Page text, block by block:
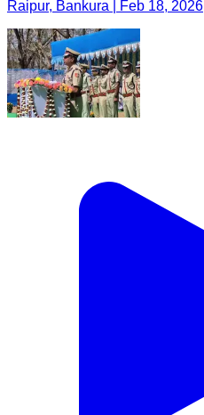
Raipur, Bankura | Feb 18, 2026